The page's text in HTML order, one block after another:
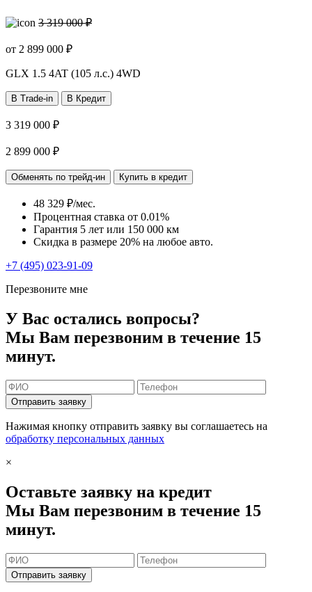
3 319 000 ₽
от 2 899 000 ₽
GLX 1.5 4AT (105 л.с.) 4WD
В Trade-in В Кредит
3 319 000 ₽
2 899 000 ₽
Обменять по трейд-ин Купить в кредит
48 329 ₽/мес.
Процентная ставка от 0.01%
Гарантия 5 лет или 150 000 км
Скидка в размере 20% на любое авто.
+7 (495) 023-91-09
Перезвоните мне
У Вас остались вопросы?
Мы Вам перезвоним в течение 15
минут.
Отправить заявку
Нажимая кнопку отправить заявку вы соглашаетесь на
обработку персональных данных
×
Оставьте заявку на кредит
Мы Вам перезвоним в течение 15
минут.
Отправить заявку